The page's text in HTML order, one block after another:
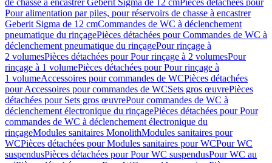
de chasse à encastrer Geberit Sigma de 12 cmPièces détachées pour
Pour alimentation par piles, pour réservoirs de chasse à encastrer
Geberit Sigma de 12 cmCommandes de WC à déclenchement
pneumatique du rinçagePièces détachées pour Commandes de WC à
déclenchement pneumatique du rinçagePour rinçage à
2 volumesPièces détachées pour Pour rinçage à 2 volumesPour
rinçage à 1 volumePièces détachées pour Pour rinçage à
1 volumeAccessoires pour commandes de WCPièces détachées
pour Accessoires pour commandes de WCSets gros œuvrePièces
détachées pour Sets gros œuvrePour commandes de WC à
déclenchement électronique du rinçagePièces détachées pour Pour
commandes de WC à déclenchement électronique du
rinçageModules sanitaires MonolithModules sanitaires pour
WCPièces détachées pour Modules sanitaires pour WCPour WC
suspendusPièces détachées pour Pour WC suspendusPour WC au